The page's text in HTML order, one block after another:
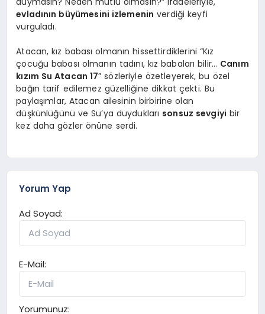
evladının büyümesini izlemenin verdiği keyfi
vurguladı.
Atacan, kız babası olmanın hissettirdiklerini “Kız
çocuğu babası olmanın tadını, kız babaları bilir… Canım
kızım Su Atacan 17” sözleriyle özetleyerek, bu özel
bağın tarif edilemez güzelliğine dikkat çekti. Bu
paylaşımlar, Atacan ailesinin birbirine olan
düşkünlüğünü ve Su’ya duydukları sonsuz sevgiyi bir
kez daha gözler önüne serdi.
Yorum Yap
Ad Soyad:
E-Mail:
Yorumunuz: